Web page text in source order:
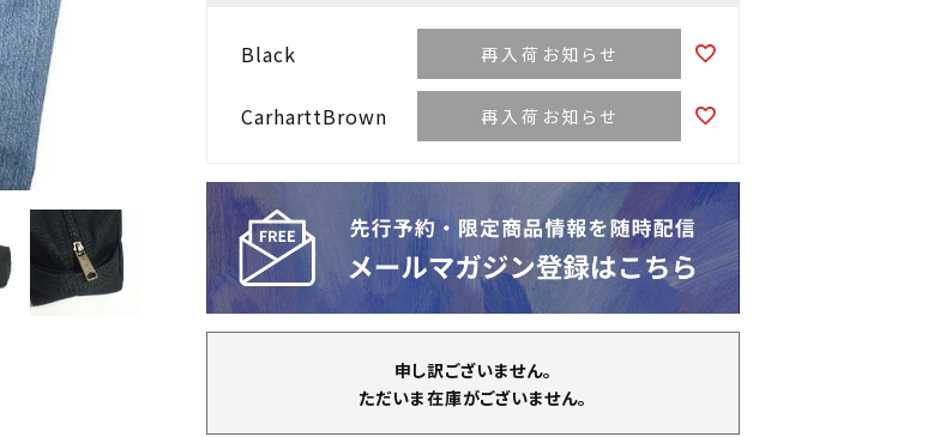
Black 再入荷お知らせ
CarharttBrown 再入荷お知らせ
申し訳ございません。
ただいま在庫がございません。